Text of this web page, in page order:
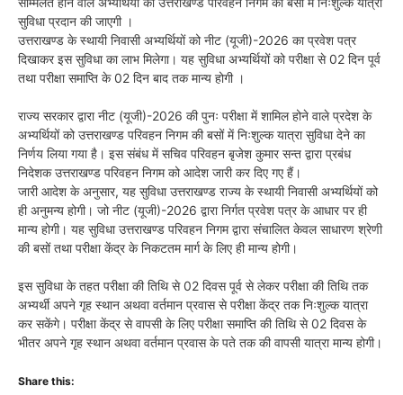
सुविधा प्रदान की जाएगी ।
उत्तराखण्ड के स्थायी निवासी अभ्यर्थियों को नीट (यूजी)-2026 का प्रवेश पत्र
दिखाकर इस सुविधा का लाभ मिलेगा। यह सुविधा अभ्यर्थियों को परीक्षा से 02 दिन पूर्व
तथा परीक्षा समाप्ति के 02 दिन बाद तक मान्य होगी ।
राज्य सरकार द्वारा नीट (यूजी)-2026 की पुनः परीक्षा में शामिल होने वाले प्रदेश के
अभ्यर्थियों को उत्तराखण्ड परिवहन निगम की बसों में निःशुल्क यात्रा सुविधा देने का
निर्णय लिया गया है। इस संबंध में सचिव परिवहन बृजेश कुमार सन्त द्वारा प्रबंध
निदेशक उत्तराखण्ड परिवहन निगम को आदेश जारी कर दिए गए हैं।
जारी आदेश के अनुसार, यह सुविधा उत्तराखण्ड राज्य के स्थायी निवासी अभ्यर्थियों को
ही अनुमन्य होगी। जो नीट (यूजी)-2026 द्वारा निर्गत प्रवेश पत्र के आधार पर ही
मान्य होगी। यह सुविधा उत्तराखण्ड परिवहन निगम द्वारा संचालित केवल साधारण श्रेणी
की बसों तथा परीक्षा केंद्र के निकटतम मार्ग के लिए ही मान्य होगी।
इस सुविधा के तहत परीक्षा की तिथि से 02 दिवस पूर्व से लेकर परीक्षा की तिथि तक
अभ्यर्थी अपने गृह स्थान अथवा वर्तमान प्रवास से परीक्षा केंद्र तक निःशुल्क यात्रा
कर सकेंगे। परीक्षा केंद्र से वापसी के लिए परीक्षा समाप्ति की तिथि से 02 दिवस के
भीतर अपने गृह स्थान अथवा वर्तमान प्रवास के पते तक की वापसी यात्रा मान्य होगी।
Share this: